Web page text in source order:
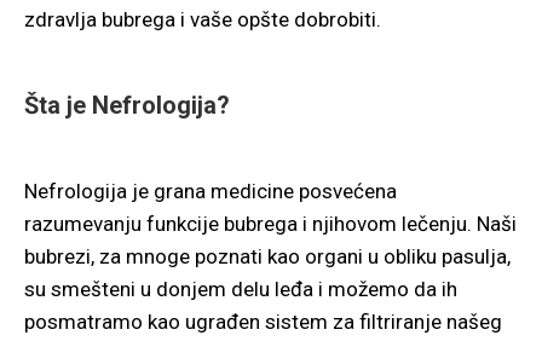
zdravlja bubrega i vaše opšte dobrobiti.
Šta je Nefrologija?
Nefrologija je grana medicine posvećena
razumevanju funkcije bubrega i njihovom lečenju. Naši
bubrezi, za mnoge poznati kao organi u obliku pasulja,
su smešteni u donjem delu leđa i možemo da ih
posmatramo kao ugrađen sistem za filtriranje našeg